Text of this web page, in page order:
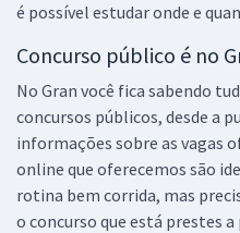
é possível estudar onde e
Concurso público é no
No Gran você fica sabendo
concursos públicos, desde a
informações sobre as vagas
online que oferecemos são
rotina bem corrida, mas
o concurso que está prestes